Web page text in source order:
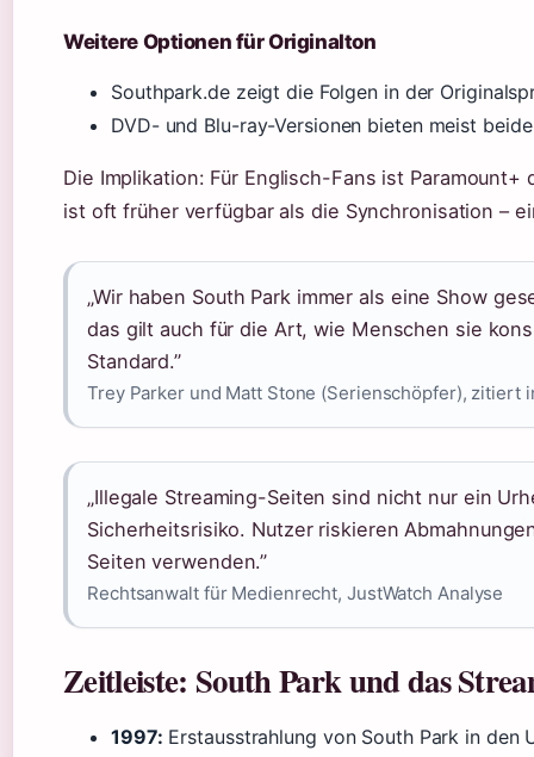
Weitere Optionen für Originalton
Southpark.de zeigt die Folgen in der
DVD- und Blu-ray-Versionen bieten meist
Die Implikation: Für Englisch-Fans ist
ist oft früher verfügbar als die Synchronisation –
„Wir haben South Park immer als eine Show
das gilt auch für die Art, wie Menschen sie
Standard.”
Trey Parker und Matt Stone (Serienschöpfer), zitiert
„Illegale Streaming-Seiten sind nicht nur ein
Sicherheitsrisiko. Nutzer riskieren
Seiten verwenden.”
Rechtsanwalt für Medienrecht, JustWatch Analyse
Zeitleiste: South Park und das
1997: Erstausstrahlung von South Park in den